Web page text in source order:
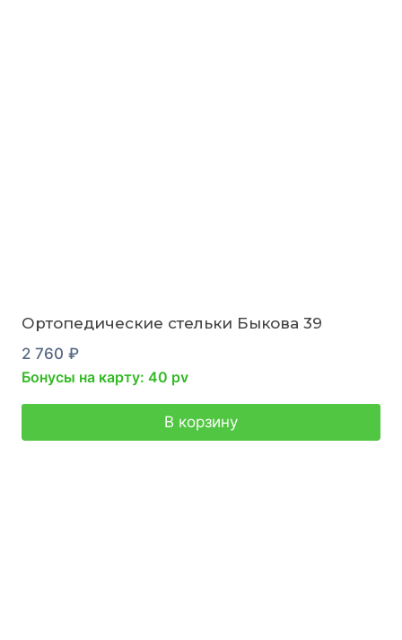
Ортопедические стельки Быкова 39
2 760 ₽
Бонусы на карту: 40 pv
В корзину